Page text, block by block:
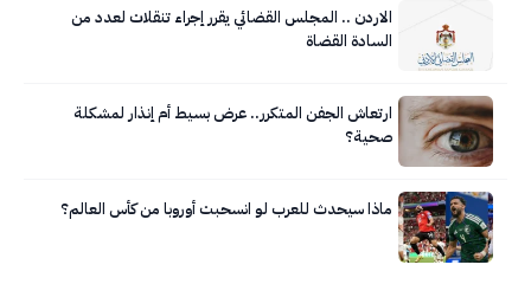
الاردن .. المجلس القضائي يقرر إجراء تنقلات لعدد من
السادة القضاة
ارتعاش الجفن المتكرر.. عرض بسيط أم إنذار لمشكلة
صحية؟
ماذا سيحدث للعرب لو انسحبت أوروبا من كأس العالم؟